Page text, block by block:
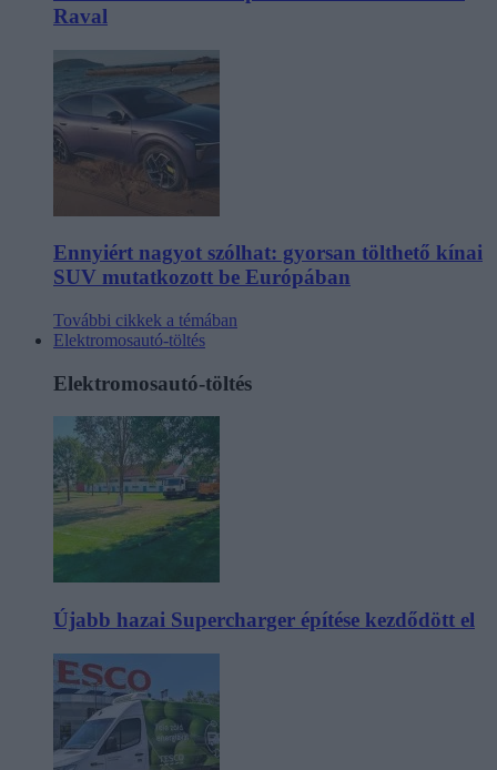
Raval
Ennyiért nagyot szólhat: gyorsan tölthető kínai
SUV mutatkozott be Európában
További cikkek a témában
Elektromosautó-töltés
Elektromosautó-töltés
Újabb hazai Supercharger építése kezdődött el